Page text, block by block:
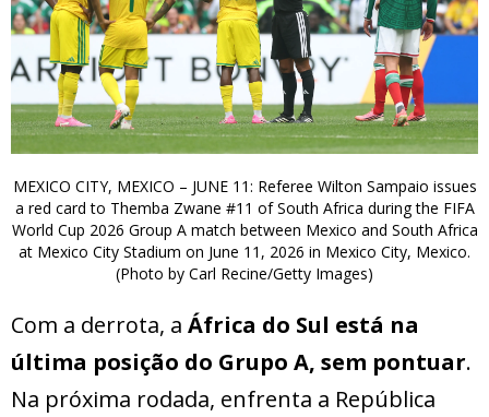
MEXICO CITY, MEXICO – JUNE 11: Referee Wilton Sampaio issues
a red card to Themba Zwane #11 of South Africa during the FIFA
World Cup 2026 Group A match between Mexico and South Africa
at Mexico City Stadium on June 11, 2026 in Mexico City, Mexico.
(Photo by Carl Recine/Getty Images)
Com a derrota, a África do Sul está na
última posição do Grupo A, sem pontuar.
Na próxima rodada, enfrenta a República